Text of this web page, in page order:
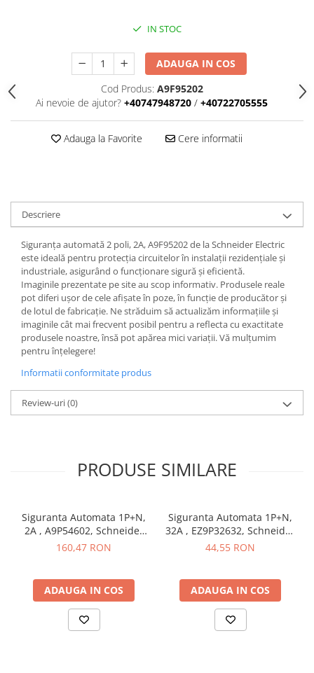
Iluminat de Siguranță
Lămpi și componente
Catarge
Montaj Lateral Catarg
Montaj pe acoperis
Paratrăsnete ESE — PDA Integrat
Electric
Piese de adaptare
Prize, întrerupătoare, detectoare
de mișcare și accesorii
Altele
Butoane
Cadre de montaj aparent
Detectoare de mișcare
Prize de difuzor
Prize internet
Prize TV
Prize și fișe industriale
IN STOC
ADAUGA IN COS
Cod Produs: A9F95202
Ai nevoie de ajutor? +40747948720 / +40722705555
Adauga la Favorite Cere informatii
Descriere
Siguranța automată 2 poli, 2A, A9F95202 de la Schneider Electric
este ideală pentru protecția circuitelor în instalații rezidențiale și
industriale, asigurând o funcționare sigură și eficientă.
Imaginile prezentate pe site au scop informativ. Produsele reale
pot diferi ușor de cele afișate în poze, în funcție de producător și
de lotul de fabricație. Ne străduim să actualizăm informațiile și
imaginile cât mai frecvent posibil pentru a reflecta cu exactitate
produsele noastre, însă pot apărea mici variații. Vă mulțumim
pentru înțelegere!
Informatii conformitate produs
Review-uri(0)
PRODUSE SIMILARE
Siguranta Automata 1P+N,
2A , A9P54602, Schneider
Electric
160,47 RON
ADAUGA IN COS
Siguranta Automata 1P+N,
32A , EZ9P32632, Schneider
Electric
44,55 RON
ADAUGA IN COS